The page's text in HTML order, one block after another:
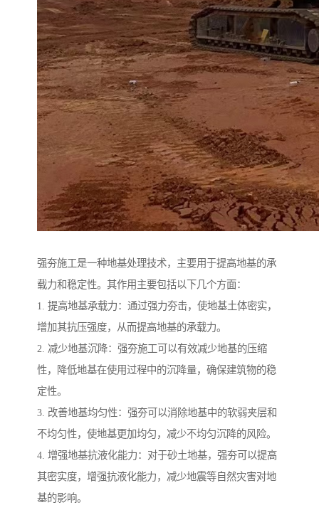
强夯施工是一种地基处理技术，主要用于提高地基的承
载力和稳定性。其作用主要包括以下几个方面：
1. 提高地基承载力：通过强力夯击，使地基土体密实，
增加其抗压强度，从而提高地基的承载力。
2. 减少地基沉降：强夯施工可以有效减少地基的压缩
性，降低地基在使用过程中的沉降量，确保建筑物的稳
定性。
3. 改善地基均匀性：强夯可以消除地基中的软弱夹层和
不均匀性，使地基更加均匀，减少不均匀沉降的风险。
4. 增强地基抗液化能力：对于砂土地基，强夯可以提高
其密实度，增强抗液化能力，减少地震等自然灾害对地
基的影响。